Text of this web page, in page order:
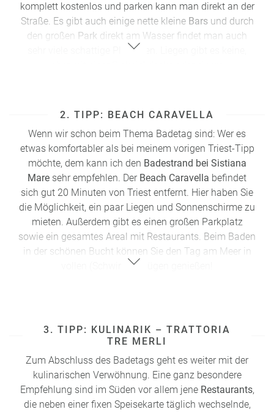
komplett kostenlos und parken kann man direkt an der
Straße. Es gibt auch einige nette kleine Bars und durch
den großen Park direkt am Wasser findet man auch
sehr viele schattige Plätzchen. Liegen gibt es keine,
Tretboot vom Wasser aus. Als Anhaltspunkt für Google
Croce“ oder den Standort der Bar „Chiosco Alta Marea
Cafe“ nutzen.
2. TIPP: BEACH CARAVELLA
Wenn wir schon beim Thema Badetag sind: Wer es
etwas komfortabler als bei meinem vorigen Triest-Tipp
möchte, dem kann ich den Badestrand bei Sistiana
Mare sehr empfehlen. Der Beach Caravella befindet
sich gut 20 Minuten von Triest entfernt. Hier haben Sie
die Möglichkeit, ein paar Liegen und Sonnenschirme zu
mieten. Außerdem gibt es einen großen Parkplatz
sowie ein gesamtes Areal mit Restaurants. Beim Baden
in der schönen Bucht können Sie den Tag am Meer in
vollen (Schwimm-)Zügen genießen!
3. TIPP: KULINARIK – TRATTORIA
TRE MERLI
Zum Abschluss des Badetags geht es weiter mit der
kulinarischen Verwöhnung. Eine ganz besondere
Empfehlung sind im Süden vor allem jene Restaurants,
die neben einer fixen Speisekarte täglich wechselnde,